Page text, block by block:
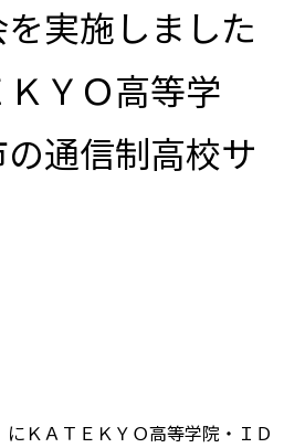
実施しました
ＫＹＯ高等学
通信制高校サ
ＫＡＴＥＫＹＯ高等学院・ＩＤ